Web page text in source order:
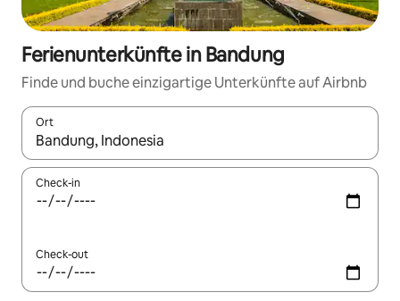
Ferienunterkünfte in Bandung
Finde und buche einzigartige Unterkünfte auf Airbnb
Ort
Wenn Ergebnisse verfügbar sind, navigiere mit den
Check-in
Check-out